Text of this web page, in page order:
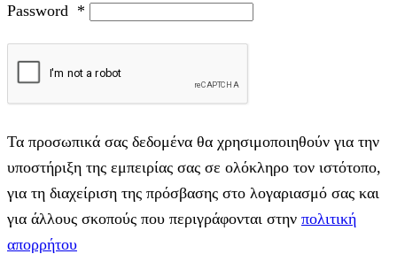
Password *
Τα προσωπικά σας δεδομένα θα χρησιμοποιηθούν για την
υποστήριξη της εμπειρίας σας σε ολόκληρο τον ιστότοπο,
για τη διαχείριση της πρόσβασης στο λογαριασμό σας και
για άλλους σκοπούς που περιγράφονται στην πολιτική
απορρήτου